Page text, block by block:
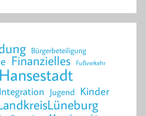
Bürgerbeteiligung
Finanzielles Fußverkehr
Hansestadt
Jugend Kinder